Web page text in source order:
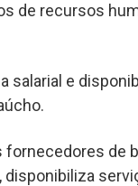
de recursos
salarial e
fornecedores de
disponibiliza